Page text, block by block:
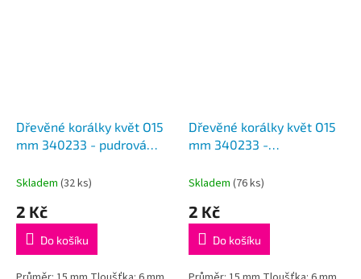
Dřevěné korálky květ O15
mm 340233 - pudrová
Skladem (32 ks)
2 Kč
Do košíku
Dřevěné korálky květ O15
mm 340233 -
Skladem (76 ks)
2 Kč
Do košíku